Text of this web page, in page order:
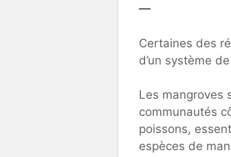
—
Certaines des
d’un système
Les mangroves
communautés
poissons,
espèces de